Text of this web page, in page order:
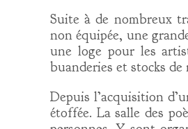
Suite à de nombreux
non équipée, une
une loge pour les
buanderies et stocks de
Depuis l’acquisition
étoffée. La salle des